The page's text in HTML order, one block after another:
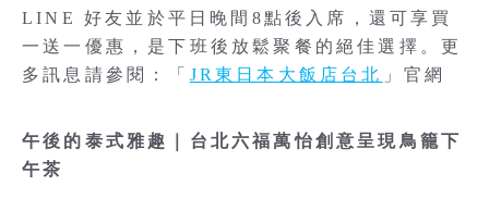
LINE 好友並於平日晚間8點後入席，還可享買
一送一優惠，是下班後放鬆聚餐的絕佳選擇。更
多訊息請參閱：「 JR東日本大飯店台北 」官網
午後的泰式雅趣｜台北六福萬怡創意呈現鳥籠下
午茶